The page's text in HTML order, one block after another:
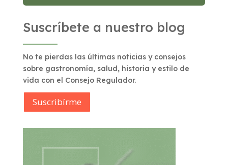
Suscríbete a nuestro blog
No te pierdas las últimas noticias y consejos
sobre gastronomía, salud, historia y estilo de
vida con el Consejo Regulador.
Suscribírme